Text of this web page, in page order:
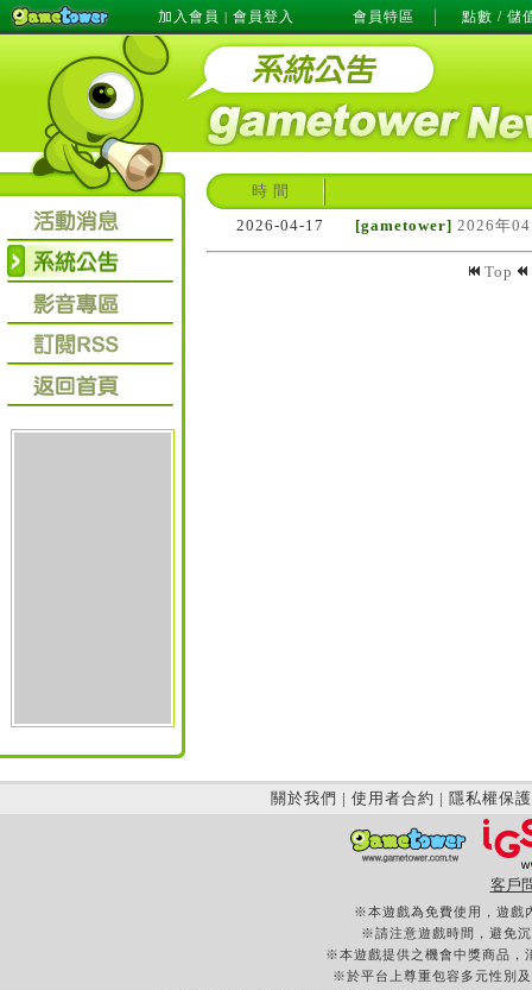
加入會員 | 會員登入 會員特區 點數 / 儲
時 間
2026-04-17
[gametower] 2026年
Top
關於我們 | 使用者合約 | 隱私權保護
客戶
※本遊戲為免費使用，遊戲
※請注意遊戲時間，避免
※本遊戲提供之機會中獎商品，
※於平台上尊重包容多元性別